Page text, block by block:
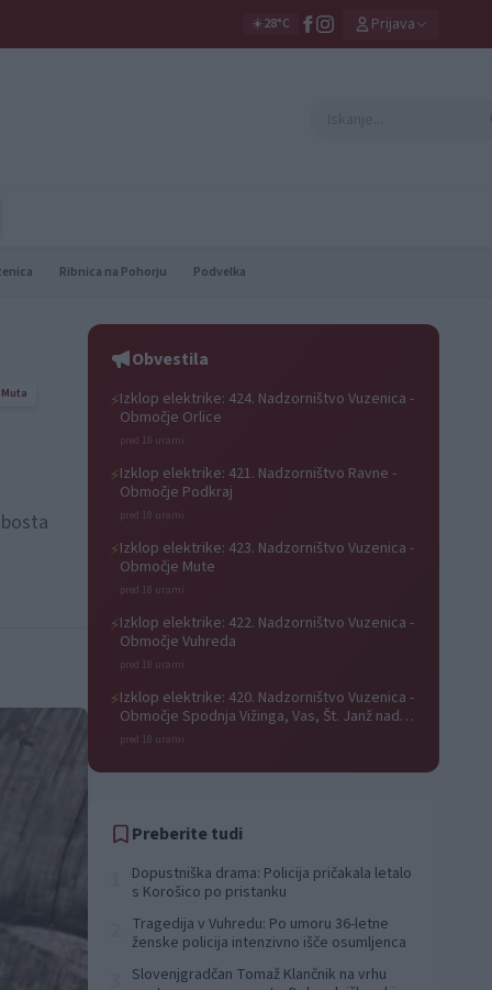
☀️28°C Prijava
Ribnica na Pohorju Podvelka
Muta
Obvestila
⚡Izklop elektrike: 424. Nadzorništvo Vuzenica -
Območje Orlice
pred 18 urami
⚡Izklop elektrike: 421. Nadzorništvo Ravne -
Območje Podkraj
pred 18 urami
⚡Izklop elektrike: 423. Nadzorništvo Vuzenica -
Območje Mute
pred 18 urami
⚡Izklop elektrike: 422. Nadzorništvo Vuzenica -
Območje Vuhreda
pred 18 urami
⚡Izklop elektrike: 420. Nadzorništvo Vuzenica -
Območje Spodnja Vižinga, Vas, Št. Janž nad
Radljami, Suhi Vrh, Dobrava
pred 18 urami
Preberite tudi
Dopustniška drama: Policija pričakala letalo
s Korošico po pristanku
Tragedija v Vuhredu: Po umoru 36-letne
ženske policija intenzivno išče osumljenca
Slovenjgradčan Tomaž Klančnik na vrhu